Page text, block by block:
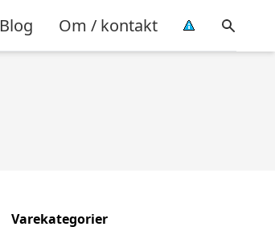
Blog Om / kontakt
Varekategorier